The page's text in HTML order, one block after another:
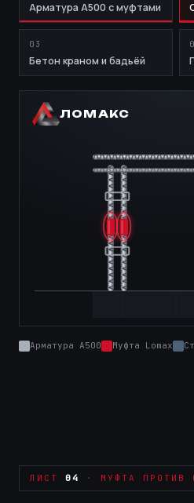
Арматура А500 с муфтами
03
Бетон краном и бадьёй
ЛОМАКС
Арматура А500 Муфта Lomax
ЛИСТ 04 · МУФТА ПРОТИВ